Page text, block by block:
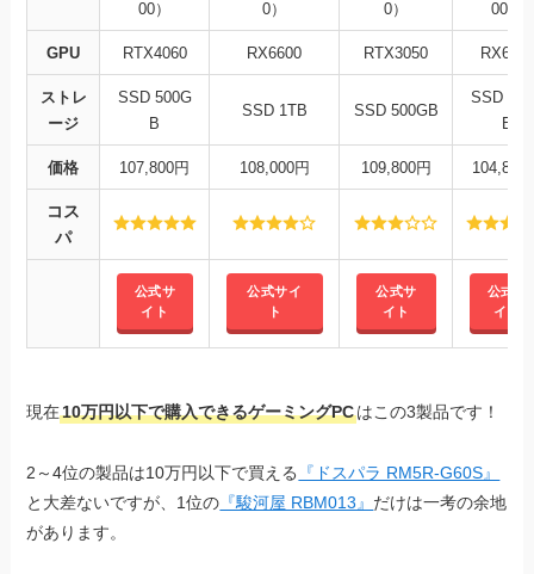
00）
0）
0）
00）
GPU RTX4060 RX6600 RTX3050 RX6400
ストレ
ージ
SSD 500G
B
SSD 1TB SSD 500GB
SSD
B
価格 107,800円 108,000円 109,800円 104,800
コス
パ
公式サ
イト
公式サイ
ト
公式サ
イト
公式サ
イト
現在10万円以下で購入できるゲーミングPCはこの3製品です！
2～4位の製品は10万円以下で買える
『ドスパラ RM5R-G60S』
と大差ないですが、1位の 『駿河屋 RBM013』 だけは一考の余地
があります。